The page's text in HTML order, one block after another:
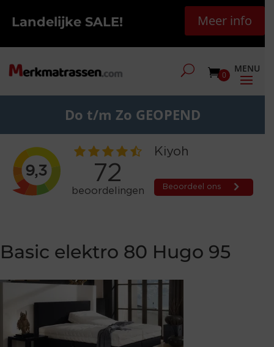
Landelijke SALE! Meer info
0
Do t/m Zo GEOPEND
Basic elektro 80 Hugo 95